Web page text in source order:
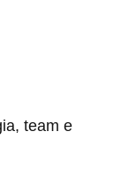
team e